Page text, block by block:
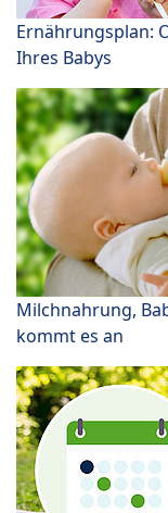
Ernährungsplan:
Ihres Babys
Milchnahrung,
kommt es an